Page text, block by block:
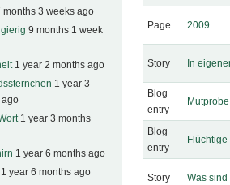
months 3 weeks ago
9 months 1 week
1 year 2 months ago
1 year 3
ago
1 year 3 months
1 year 6 months ago
1 year 6 months ago
Page 2009
Story In
Blog
entry
Mutprobe
Blog
entry
Story Was